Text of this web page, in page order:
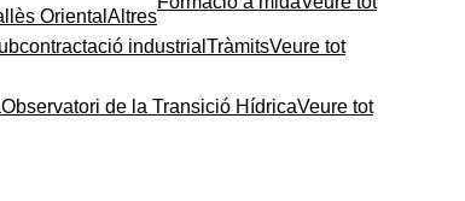
Oriental Altres
industrial TràmitsVeure tot
Observatori de la Transició HídricaVeure tot